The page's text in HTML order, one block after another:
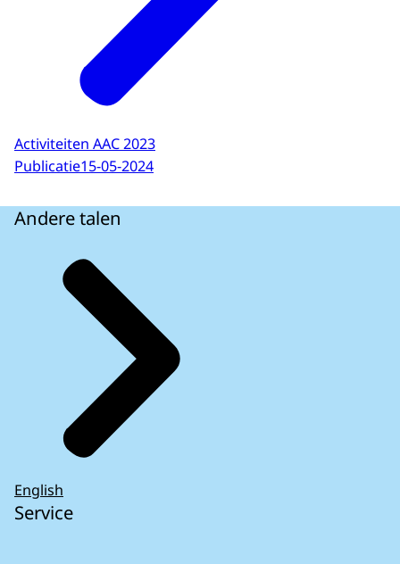
Activiteiten AAC 2023
Publicatie15-05-2024
Andere talen
English
Service